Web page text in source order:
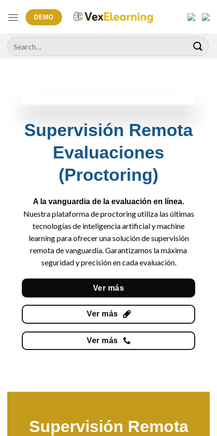
DEMO
Search
for:
Supervisión Remota
Evaluaciones
(Proctoring)
A la vanguardia de la evaluación en línea.
Nuestra plataforma de proctoring utiliza las últimas
tecnologías de inteligencia artificial y machine
learning para ofrecer una solución de supervisión
remota de vanguardia. Garantizamos la máxima
seguridad y precisión en cada evaluación.
Ver más
Ver más
Ver más
Supervisión Remota